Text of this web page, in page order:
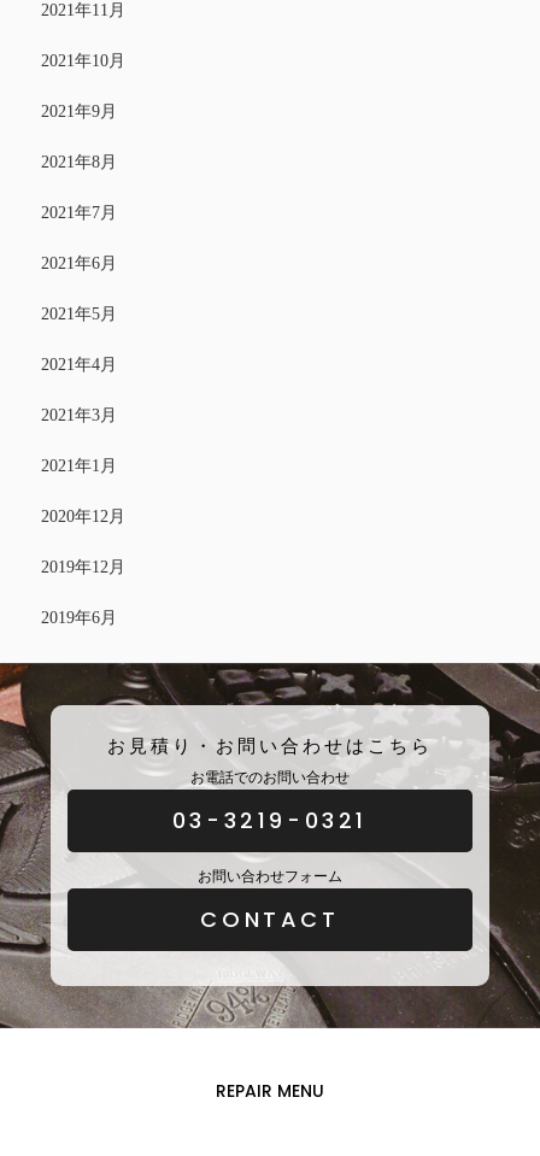
2021年11月
2021年10月
2021年9月
2021年8月
2021年7月
2021年6月
2021年5月
2021年4月
2021年3月
2021年1月
2020年12月
2019年12月
2019年6月
お見積り・お問い合わせはこちら
お電話でのお問い合わせ
03-3219-0321
お問い合わせフォーム
CONTACT
REPAIR MENU